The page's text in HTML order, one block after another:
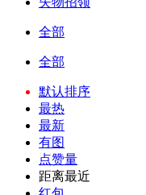
全部
全部
默认排序
最热
最新
有图
点赞量
距离最近